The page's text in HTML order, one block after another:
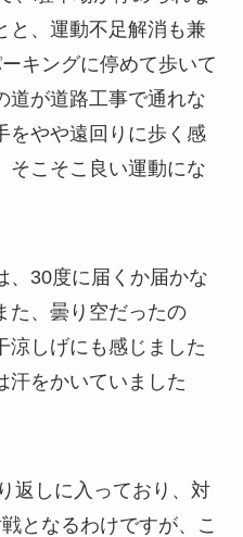
と、運動不足解消も兼
キングに停めて歩いて
道が道路工事で通れな
をやや遠回りに歩く感
そこそこ良い運動にな
、30度に届くか届かな
た、曇り空だったの
涼しげにも感じました
汗をかいていました
返しに入っており、対
となるわけですが、こ